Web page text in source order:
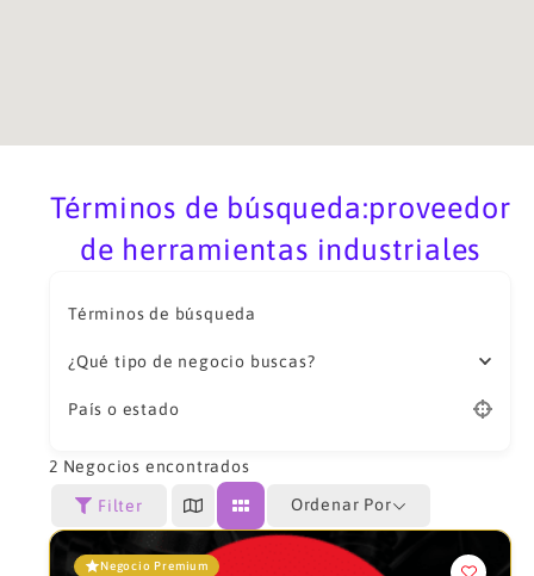
Términos de búsqueda:proveedor
de herramientas industriales
Términos de búsqueda
¿Qué tipo de negocio buscas?
País o estado
2 Negocios encontrados
Filter Ordenar Por
Negocio Premium